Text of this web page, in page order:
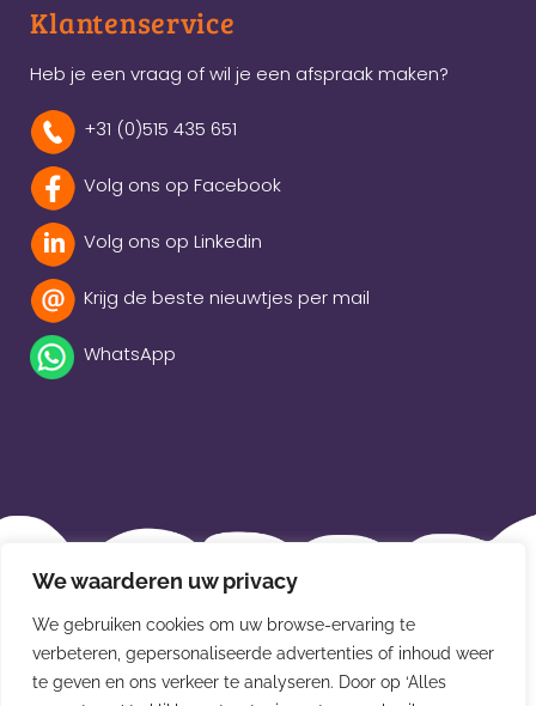
We waarderen uw privacy
We gebruiken cookies om uw browse-ervaring te
verbeteren, gepersonaliseerde advertenties of inhoud weer
te geven en ons verkeer te analyseren. Door op ‘Alles
Klantenservice
Heb je een vraag of wil je een afspraak maken?
+31 (0)515 435 651
Volg ons op Facebook
Volg ons op Linkedin
Krijg de beste nieuwtjes per mail
WhatsApp
Beleidsverklaring
Privacybeleid
Disclaimer
Leveringsvoorwaarden